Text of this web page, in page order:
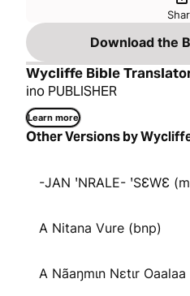
Download the
Wycliffe Bible
ino PUBLISHER
Learn more
Other Versions by
-JAN ꞌNRALE- ꞌSƐWƐ
A Nitana Vure (bnp)
A Nãaŋmɩn Nɛtɩr